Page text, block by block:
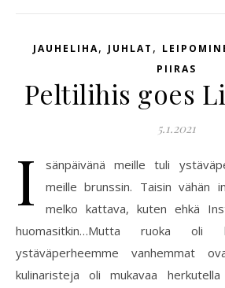
JAUHELIHA, JUHLAT ,
PIIRAS
Peltilihis goes
5.1.2021
I
sänpäivänä meille tuli
meille brunssin. Taisin vähän
melko kattava, kuten ehkä
huomasitkin…Mutta ruoka
ystäväperheemme vanhemmat
kulinaristeja oli mukavaa